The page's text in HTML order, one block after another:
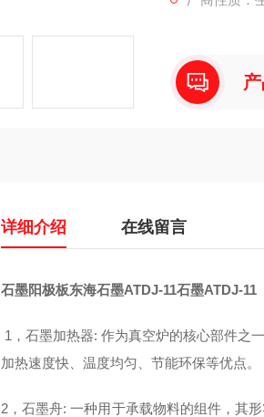
详细介绍 在线留言
石墨阳极板东海石墨ATDJ-11石墨ATDJ-11
1，石墨加热器: 作为真空炉的核心部件之
加热速度快、温度均匀、节能环保等优点。
2，石墨舟: 一种用于承载物料的组件，其